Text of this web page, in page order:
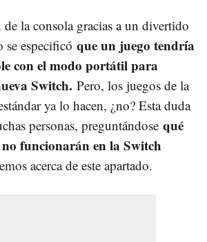
la consola gracias a un divertido
especificó que un juego tendría
con el modo portátil para
Switch. Pero, los juegos de la
ya lo hacen, ¿no? Esta duda
personas, preguntándose qué
funcionarán en la Switch
acerca de este apartado.